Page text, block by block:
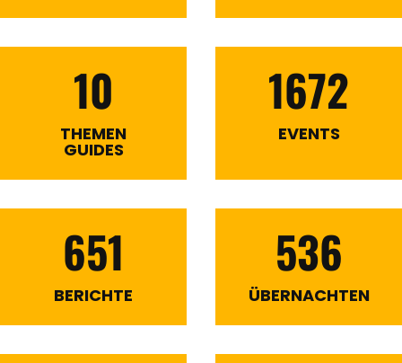
10
THEMEN
GUIDES
1672
EVENTS
651
BERICHTE
536
ÜBERNACHTEN